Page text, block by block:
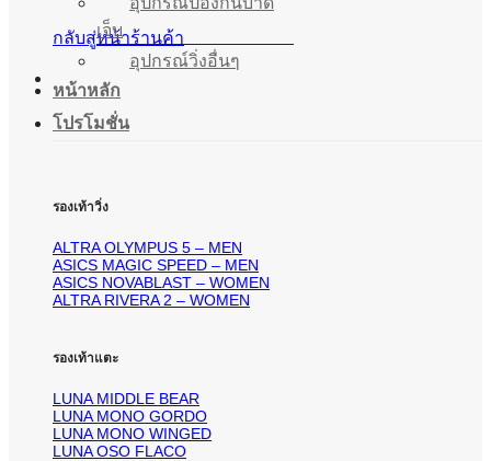
กลับสู่หน้าร้านค้า
เจ็บ
อุปกรณ์วิ่งอื่นๆ
หน้าหลัก
โปรโมชั่น
รองเท้าวิ่ง
ALTRA OLYMPUS 5 – MEN
ASICS MAGIC SPEED – MEN
ASICS NOVABLAST – WOMEN
ALTRA RIVERA 2 – WOMEN
รองเท้าแตะ
LUNA MIDDLE BEAR
LUNA MONO GORDO
LUNA MONO WINGED
LUNA OSO FLACO